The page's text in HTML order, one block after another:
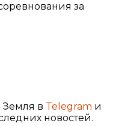
за
Земля в Telegram и
новостей.